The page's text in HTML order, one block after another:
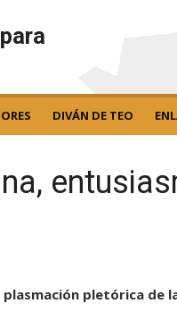
DIVÁN DE TEO
plasmación pletórica de